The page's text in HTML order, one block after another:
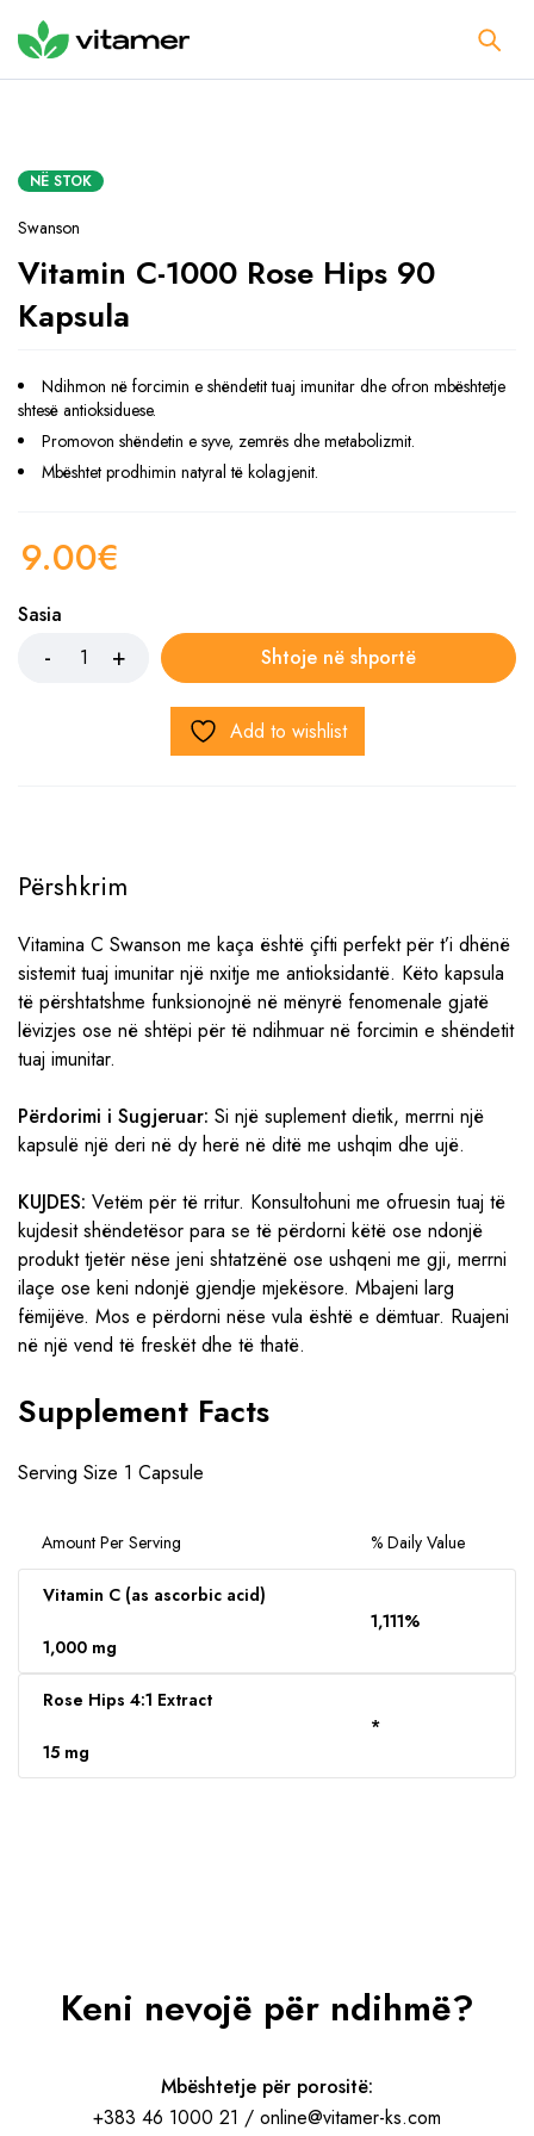
NË STOK
Swanson
Vitamin C-1000 Rose Hips 90
Kapsula
Ndihmon në forcimin e shëndetit tuaj imunitar dhe ofron mbështetje
shtesë antioksiduese.
Promovon shëndetin e syve, zemrës dhe metabolizmit.
Mbështet prodhimin natyral të kolagjenit.
9.00€
Sasia
Shtoje në shportë
Add to wishlist
Përshkrim
Vitamina C Swanson me kaça është çifti perfekt për t’i dhënë
sistemit tuaj imunitar një nxitje me antioksidantë. Këto kapsula
të përshtatshme funksionojnë në mënyrë fenomenale gjatë
lëvizjes ose në shtëpi për të ndihmuar në forcimin e shëndetit
tuaj imunitar.
Përdorimi i Sugjeruar: Si një suplement dietik, merrni një
kapsulë një deri në dy herë në ditë me ushqim dhe ujë.
KUJDES: Vetëm për të rritur. Konsultohuni me ofruesin tuaj të
kujdesit shëndetësor para se të përdorni këtë ose ndonjë
produkt tjetër nëse jeni shtatzënë ose ushqeni me gji, merrni
ilaçe ose keni ndonjë gjendje mjekësore. Mbajeni larg
fëmijëve. Mos e përdorni nëse vula është e dëmtuar. Ruajeni
në një vend të freskët dhe të thatë.
Supplement Facts
Serving Size 1 Capsule
Amount Per Serving % Daily Value
Vitamin C (as ascorbic acid)
1,000 mg
1,111%
Rose Hips 4:1 Extract
15 mg
*
Keni nevojë për ndihmë?
Mbështetje për porositë:
+383 46 1000 21 / online@vitamer-ks.com